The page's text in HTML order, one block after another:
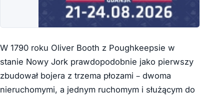
W 1790 roku Oliver Booth z Poughkeepsie w
stanie Nowy Jork prawdopodobnie jako pierwszy
zbudował bojera z trzema płozami – dwoma
nieruchomymi, a jednym ruchomym i służącym do